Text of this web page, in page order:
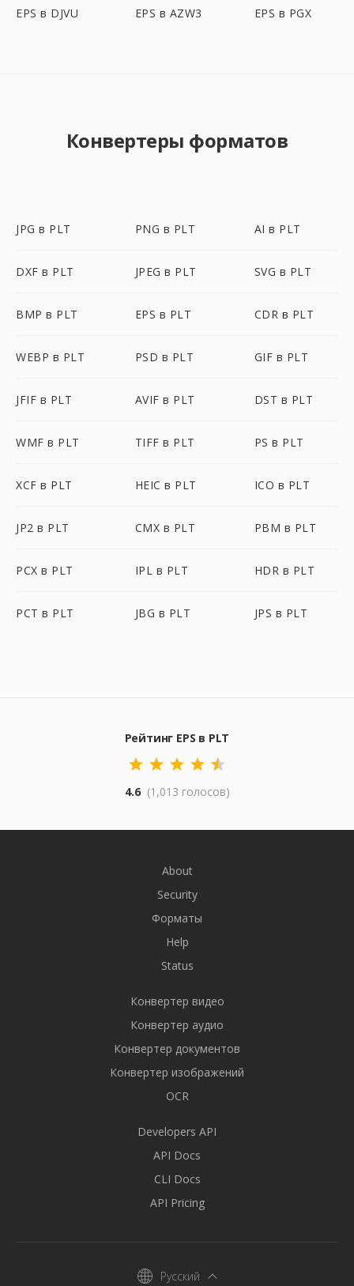
EPS в DJVU EPS в AZW3 EPS в PGX
Конвертеры форматов
JPG в PLT PNG в PLT AI в PLT
DXF в PLT JPEG в PLT SVG в PLT
BMP в PLT EPS в PLT CDR в PLT
WEBP в PLT PSD в PLT GIF в PLT
JFIF в PLT AVIF в PLT DST в PLT
WMF в PLT TIFF в PLT PS в PLT
XCF в PLT HEIC в PLT ICO в PLT
JP2 в PLT CMX в PLT PBM в PLT
PCX в PLT IPL в PLT HDR в PLT
PCT в PLT JBG в PLT JPS в PLT
Рейтинг EPS в PLT
4.6 (1,013 голосов)
About
Security
Форматы
Help
Status
Конвертер видео
Конвертер аудио
Конвертер документов
Конвертер изображений
OCR
Developers API
API Docs
CLI Docs
API Pricing
Русский